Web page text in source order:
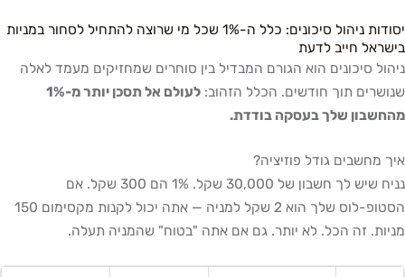
יסודות ניהול סיכונים: כלל ה-1% שכל מי שרוצה להתחיל לסחור במניות
בישראל חייב לדעת
ניהול סיכונים הוא הגורם המבדיל בין סוחרים שמחזיקים מעמד לאלה
שנושרים תוך חודשים. הכלל הזהוב:
לעולם אל תסכן יותר מ-1%
מהחשבון שלך בעסקה בודדת.
איך מחשבים גודל פוזיציה?
נניח שיש לך חשבון של 30,000 שקל. 1% הם 300 שקל. אם
הסטופ-לוס שלך הוא 2 שקל למניה — אתה יכול לקנות מקסימום 150
מניות. זה הכל. לא יותר. גם אם אתה "בטוח" שהמניה תעלה.